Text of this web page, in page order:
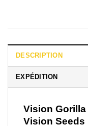
DESCRIPTION
EXPÉDITION
Vision Gorilla
Vision Seeds